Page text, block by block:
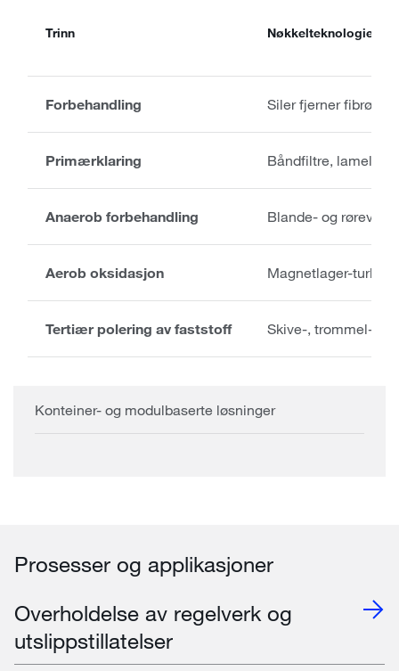
Trinn Nøkkelteknologier
Forbehandling Siler fjerner fibrøst
Primærklaring Båndfiltre,
Anaerob forbehandling Blande- og
Aerob oksidasjon Magnetlager-
Tertiær polering av faststoff Skive-, trommel-,
Konteiner- og modulbaserte løsninger
Prosesser og applikasjoner
Overholdelse av regelverk og
utslippstillatelser